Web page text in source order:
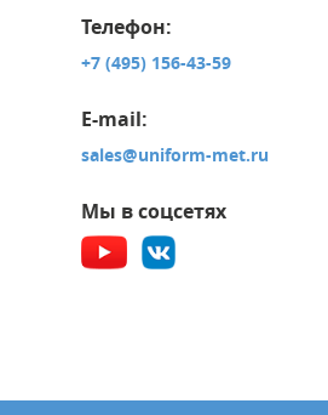
Телефон:
+7 (495) 156-43-59
E-mail:
sales@uniform-met.ru
Мы в соцсетях